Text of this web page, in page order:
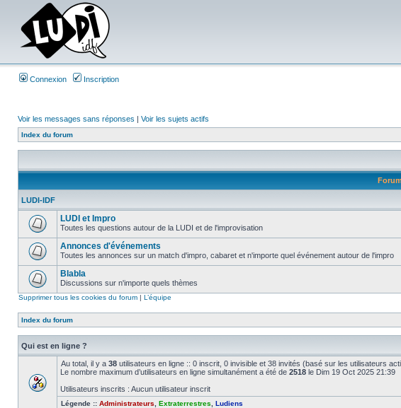
Connexion Inscription
Voir les messages sans réponses | Voir les sujets actifs
Index du forum
LUDI-IDF
LUDI et Impro
Toutes les questions autour de la LUDI et de l'improvisation
Annonces d'événements
Toutes les annonces sur un match d'impro, cabaret et n'importe quel événement autour de l'impro
Blabla
Discussions sur n'importe quels thèmes
Supprimer tous les cookies du forum | L’équipe
Index du forum
Qui est en ligne ?
Au total, il y a 38 utilisateurs en ligne :: 0 inscrit, 0 invisible et 38 invités (basé sur les utilisateurs
Le nombre maximum d’utilisateurs en ligne simultanément a été de 2518 le Dim 19 Oct 2025 21:39
Utilisateurs inscrits : Aucun utilisateur inscrit
Légende :: Administrateurs Extraterrestres Ludiens